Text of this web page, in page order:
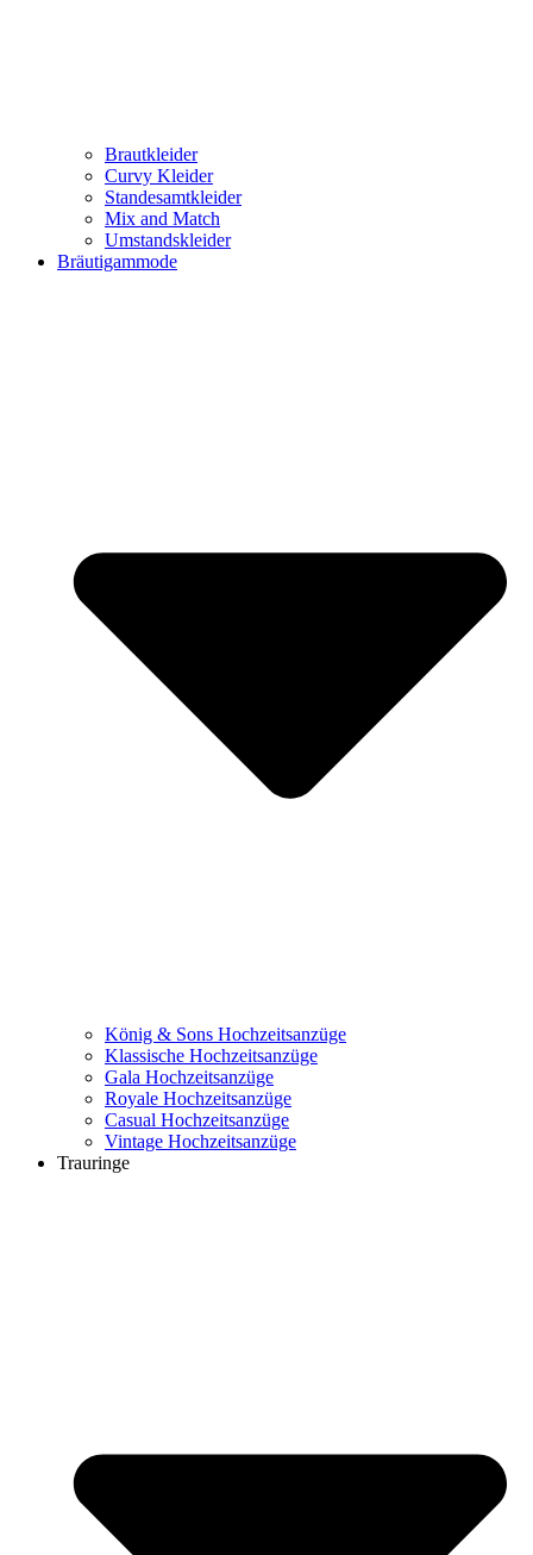
Brautkleider
Curvy Kleider
Standesamtkleider
Mix and Match
Umstandskleider
Bräutigammode
König & Sons Hochzeitsanzüge
Klassische Hochzeitsanzüge
Gala Hochzeitsanzüge
Royale Hochzeitsanzüge
Casual Hochzeitsanzüge
Vintage Hochzeitsanzüge
Trauringe